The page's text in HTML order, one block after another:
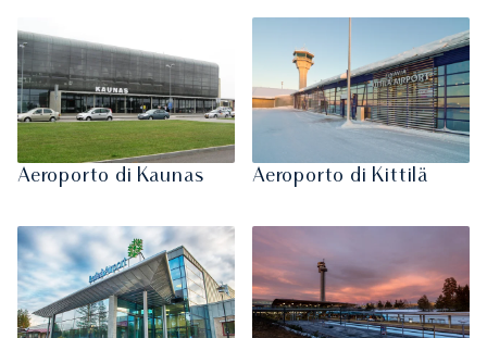
Aeroporto di Kaunas Aeroporto di Kittilä